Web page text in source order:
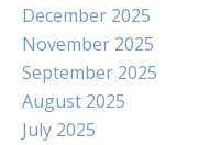
December 2025
November 2025
September 2025
August 2025
July 2025